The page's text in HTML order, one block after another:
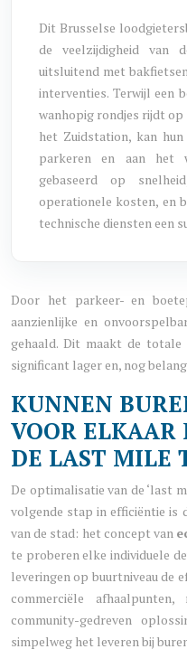
Dit Brusselse
de veelzijdigheid van
uitsluitend met
interventies. Terwijl een
wanhopig rondjes rijdt
het Zuidstation, kan
parkeren en aan het
gebaseerd op
operationele kosten, en
technische diensten een
Door het parkeer- en
aanzienlijke en
gehaald. Dit maakt de
significant lager en, nog
KUNNEN
VOOR
DE LAST MILE
De optimalisatie van de ‘last
volgende stap in efficiëntie is
van de stad: het concept van
te proberen elke individuele
leveringen op buurtniveau de
commerciële
community-gedreven
simpelweg het leveren bij